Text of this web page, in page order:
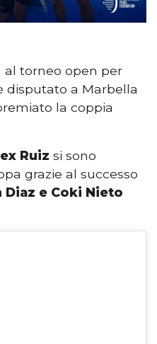
torneo open per
disputato a Marbella
la coppia
Ruiz si sono
grazie al successo
Diaz e Coki Nieto